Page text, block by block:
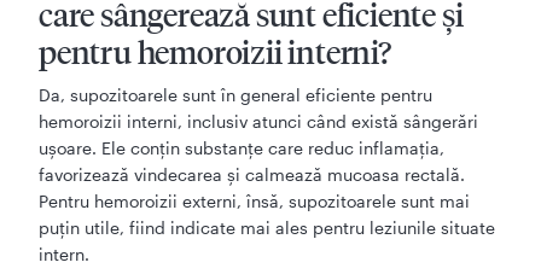
care sângerează sunt eficiente și
pentru hemoroizii interni?
Da, supozitoarele sunt în general eficiente pentru
hemoroizii interni, inclusiv atunci când există sângerări
ușoare. Ele conțin substanțe care reduc inflamația,
favorizează vindecarea și calmează mucoasa rectală.
Pentru hemoroizii externi, însă, supozitoarele sunt mai
puțin utile, fiind indicate mai ales pentru leziunile situate
intern.